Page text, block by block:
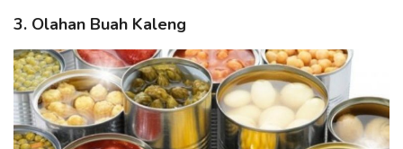
3. Olahan Buah Kaleng